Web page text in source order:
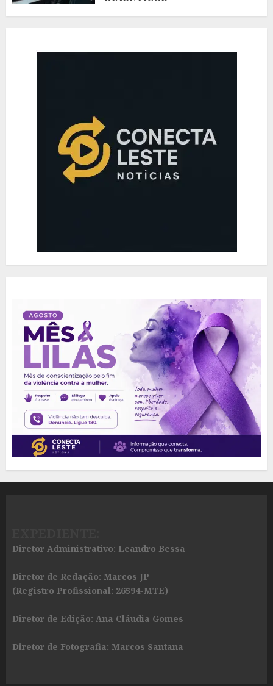
Diretor Administrativo: Leandro Bessa
Diretor de Redação: Marcos JP
(Registro Profissional: 26594-MTE)
Diretor de Edição: Ana Cláudia Gomes
Diretor de Fotografia: Marcos Santana